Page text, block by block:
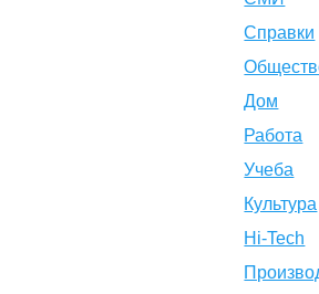
Справки
Дом
Работа
Учеба
Культура
Hi-Tech